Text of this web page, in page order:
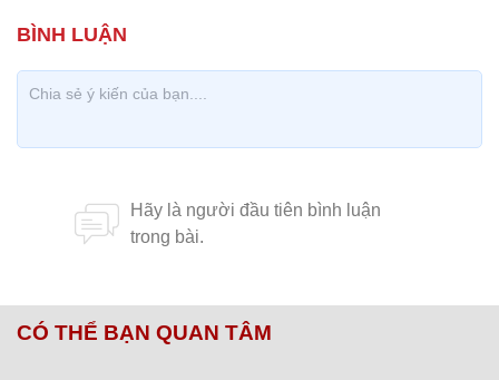
CÓ THỂ BẠN QUAN TÂM